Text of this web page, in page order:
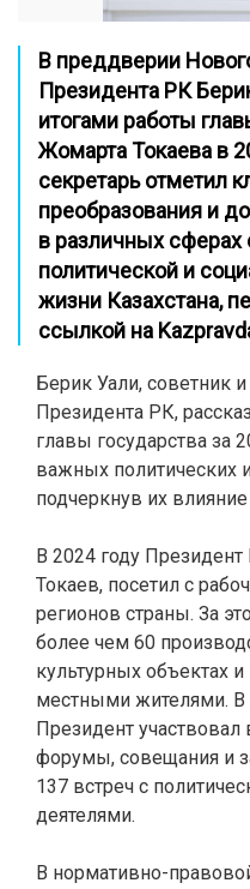
В преддверии
Президента РК
итогами работы
Жомарта Токаева в
секретарь отметил
преобразования и
в различных
политической и
жизни Казахстана,
ссылкой на
Берик Уали, советник
Президента РК,
главы государства за
важных политических
подчеркнув их
В 2024 году
Токаев, посетил с
регионов страны. За
более чем 60
культурных объектах
местными жителями. В
Президент
форумы, совещания и
137 встреч с
деятелями.
В нормативно-